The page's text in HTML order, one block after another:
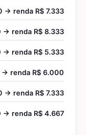
→ renda R$ 7.333
→ renda R$ 8.333
→ renda R$ 5.333
→ renda R$ 6.000
→ renda R$ 7.333
→ renda R$ 4.667